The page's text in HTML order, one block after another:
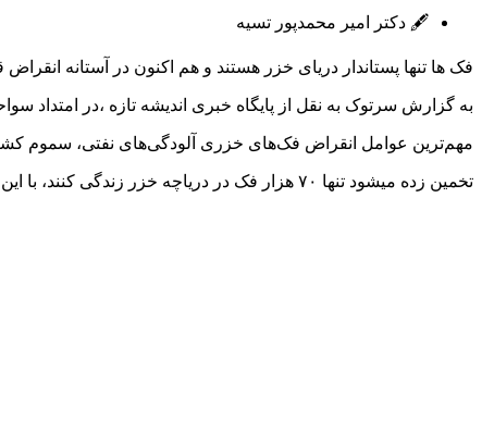
🖋️ دکتر امیر محمدپور تسیه
فک ها تنها پستاندار دریای خزر هستند و هم اکنون در آستانه انقراض
به گزارش سرتوک به نقل از پایگاه خبری اندیشه تازه ،در
مهم‌ترین عوامل انقراض فک‌های خزری آلودگی‌های نفتی، سموم
تخمین زده میشود تنها ۷۰ هزار فک در دریاچه خزر زندگی کنند، با این همه اکنون صید و کشتار فک ها در روسیه مجاز و قانونی است و سالانه سالانه ۵ تا ۱۰ هزار فک شکار می‌شود.